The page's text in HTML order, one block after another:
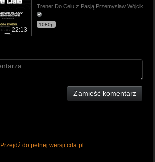
22:13
Trener Do Celu z Pasją Przemysław Wójcik
1080p
Zamieść komentarz
Przejdź do pełnej wersji cda.pl